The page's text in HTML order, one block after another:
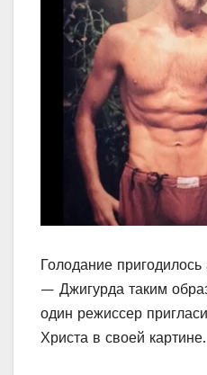
Голодание
— Джигурда таким
один режиссер
Христа в своей картине.